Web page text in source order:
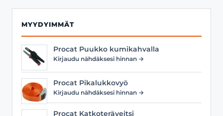
MYYDYIMMÄT
Procat Puukko kumikahvalla
Kirjaudu nähdäksesi hinnan →
Procat Pikalukkovyö
Kirjaudu nähdäksesi hinnan →
Procat Katkoteräveitsi